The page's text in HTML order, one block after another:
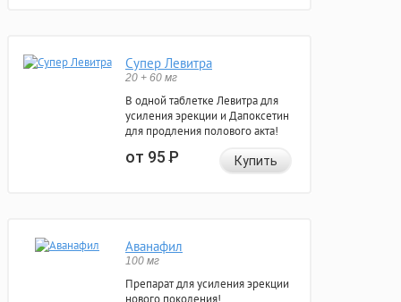
Супер Левитра
20 + 60 мг
В одной таблетке Левитра для
усиления эрекции и Дапоксетин
для продления полового акта!
от 95Р Купить
Аванафил
100 мг
Препарат для усиления эрекции